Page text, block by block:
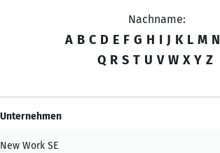
Nachname:
A B C D E F G H I J K L M N
Q R S T U V W X Y Z
Unternehmen
New Work SE